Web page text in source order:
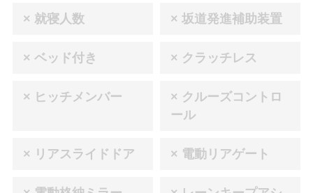
× 就寝人数 × 坂道発進補助装置
× ベッド付き × クラッチレス
× ヒッチメンバー
× クルーズコントロ
ール
× リアスライドドア × 電動リアゲート